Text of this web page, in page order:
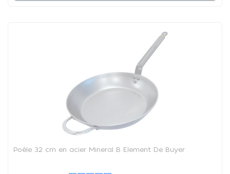
Poêle 32 cm en acier Mineral B Element De Buyer